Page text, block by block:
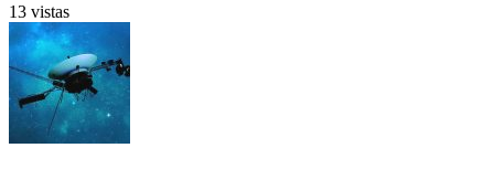
13 vistas